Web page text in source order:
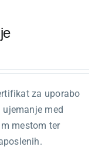
za uporabo
ujemanje med
mestom ter